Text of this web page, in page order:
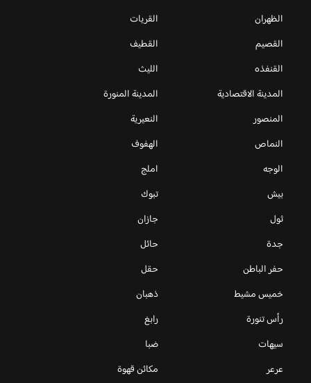
الظهران
القريات
القصيم
القطيف
القنفذه
الليث
المدينة الاقتصادية
المدينة المنورة
المنصور
النعيرية
النماص
الهفوف
الوجه
املج
بيش
تبوك
ثول
جازان
جدة
حائل
حفر الباطن
حقل
خميس مشيط
ذهبان
رأس تنورة
رابغ
سيهات
ضبا
عرعر
مكائن قهوة